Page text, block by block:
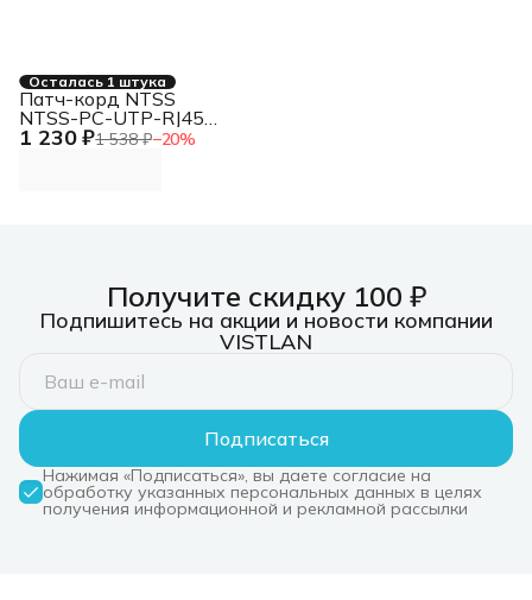
Осталась 1 штука
1 230 ₽1 538 ₽−20%
Патч-корд NTSS
NTSS-PC-UTP-RJ45-
5e-10.0-LSZH-GN
Получите скидку 100 ₽
Подпишитесь на акции и новости компании
VISTLAN
Подписаться
Нажимая «Подписаться», вы даете согласие на
обработку указанных персональных данных в целях
получения информационной и рекламной рассылки